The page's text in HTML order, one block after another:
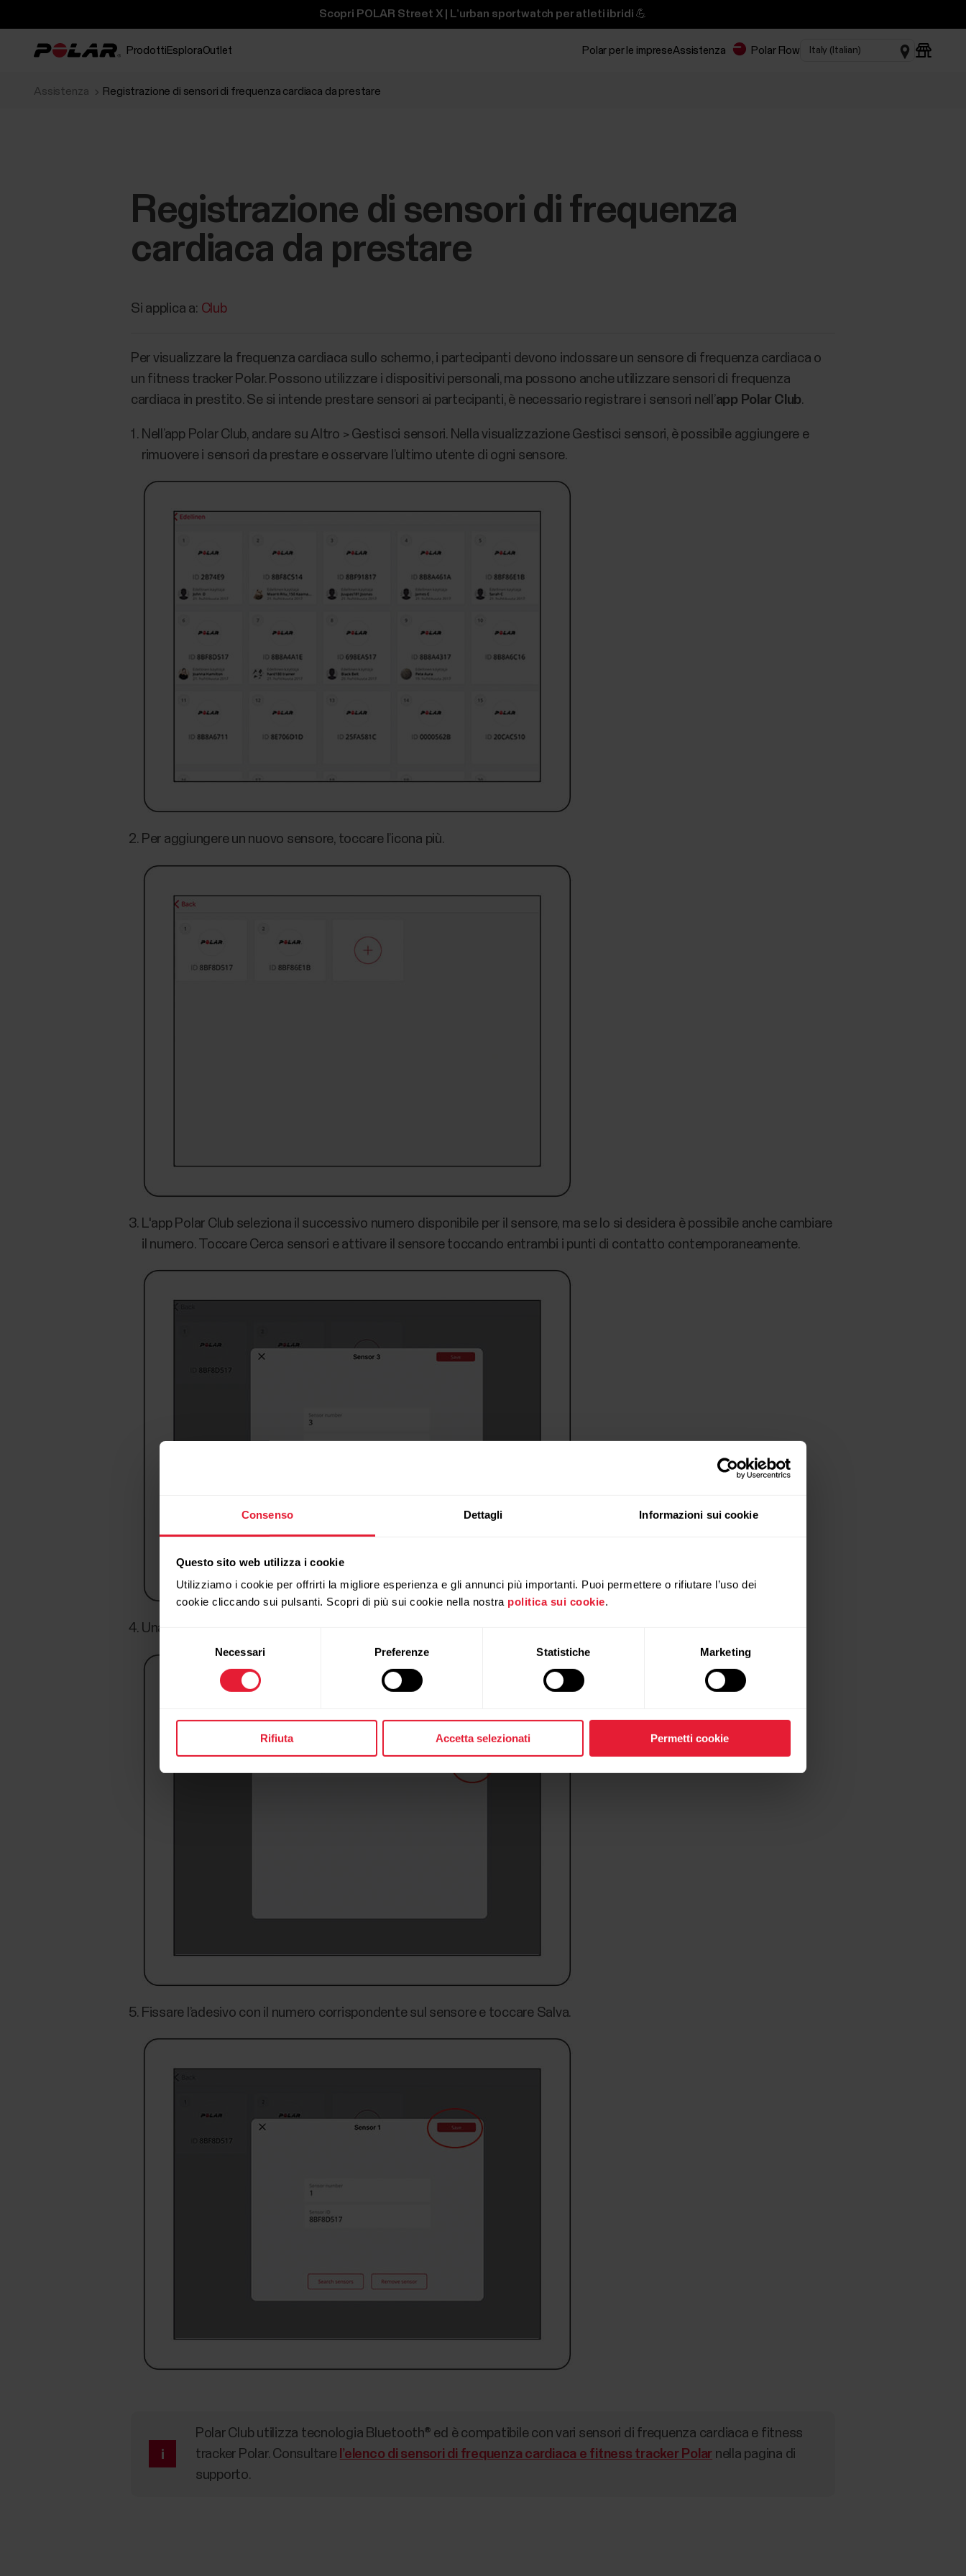
Consenso Dettagli Informazioni sui cookie
Questo sito web utilizza i cookie
Utilizziamo i cookie per offrirti la migliore esperienza e gli annunci più importanti. Puoi permettere o rifiutare l’uso dei
cookie cliccando sui pulsanti. Scopri di più sui cookie nella nostra politica sui cookie.
Selezione
del
Necessari Preferenze Statistiche Marketing
Rifiuta Accetta selezionati Permetti cookie
Scopri POLAR Street X | L’urban sportwatch per atleti ibridi 💪
Prodotti EsploraOutlet Polar per le impreseAssistenza Polar Flow
Assistenza Registrazione di sensori di frequenza cardiaca da prestare
Registrazione di sensori di frequenza
cardiaca da prestare
Si applica a: Club
Per visualizzare la frequenza cardiaca sullo schermo, i partecipanti devono indossare un sensore di frequenza cardiaca o
un fitness tracker Polar. Possono utilizzare i dispositivi personali, ma possono anche utilizzare sensori di frequenza
cardiaca in prestito. Se si intende prestare sensori ai partecipanti, è necessario registrare i sensori nell’app Polar Club.
Nell’app Polar Club, andare su Altro > Gestisci sensori. Nella visualizzazione Gestisci sensori, è possibile aggiungere e
rimuovere i sensori da prestare e osservare l’ultimo utente di ogni sensore.
Per aggiungere un nuovo sensore, toccare l’icona più.
L'app Polar Club seleziona il successivo numero disponibile per il sensore, ma se lo si desidera è possibile anche cambiare
il numero. Toccare Cerca sensori e attivare il sensore toccando entrambi i punti di contatto contemporaneamente.
Una volta rilevato il sensore, viene visualizzato ID sensore. Toccare la freccia per continuare.
Fissare l’adesivo con il numero corrispondente sul sensore e toccare Salva.
Polar Club utilizza tecnologia Bluetooth® ed è compatibile con vari sensori di frequenza cardiaca e fitness
tracker Polar. Consultare l’elenco di sensori di frequenza cardiaca e fitness tracker Polar nella pagina di
supporto.